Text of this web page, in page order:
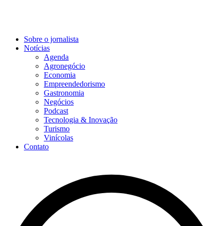
Sobre o jornalista
Notícias
Agenda
Agronegócio
Economia
Empreendedorismo
Gastronomia
Negócios
Podcast
Tecnologia & Inovação
Turismo
Vinícolas
Contato